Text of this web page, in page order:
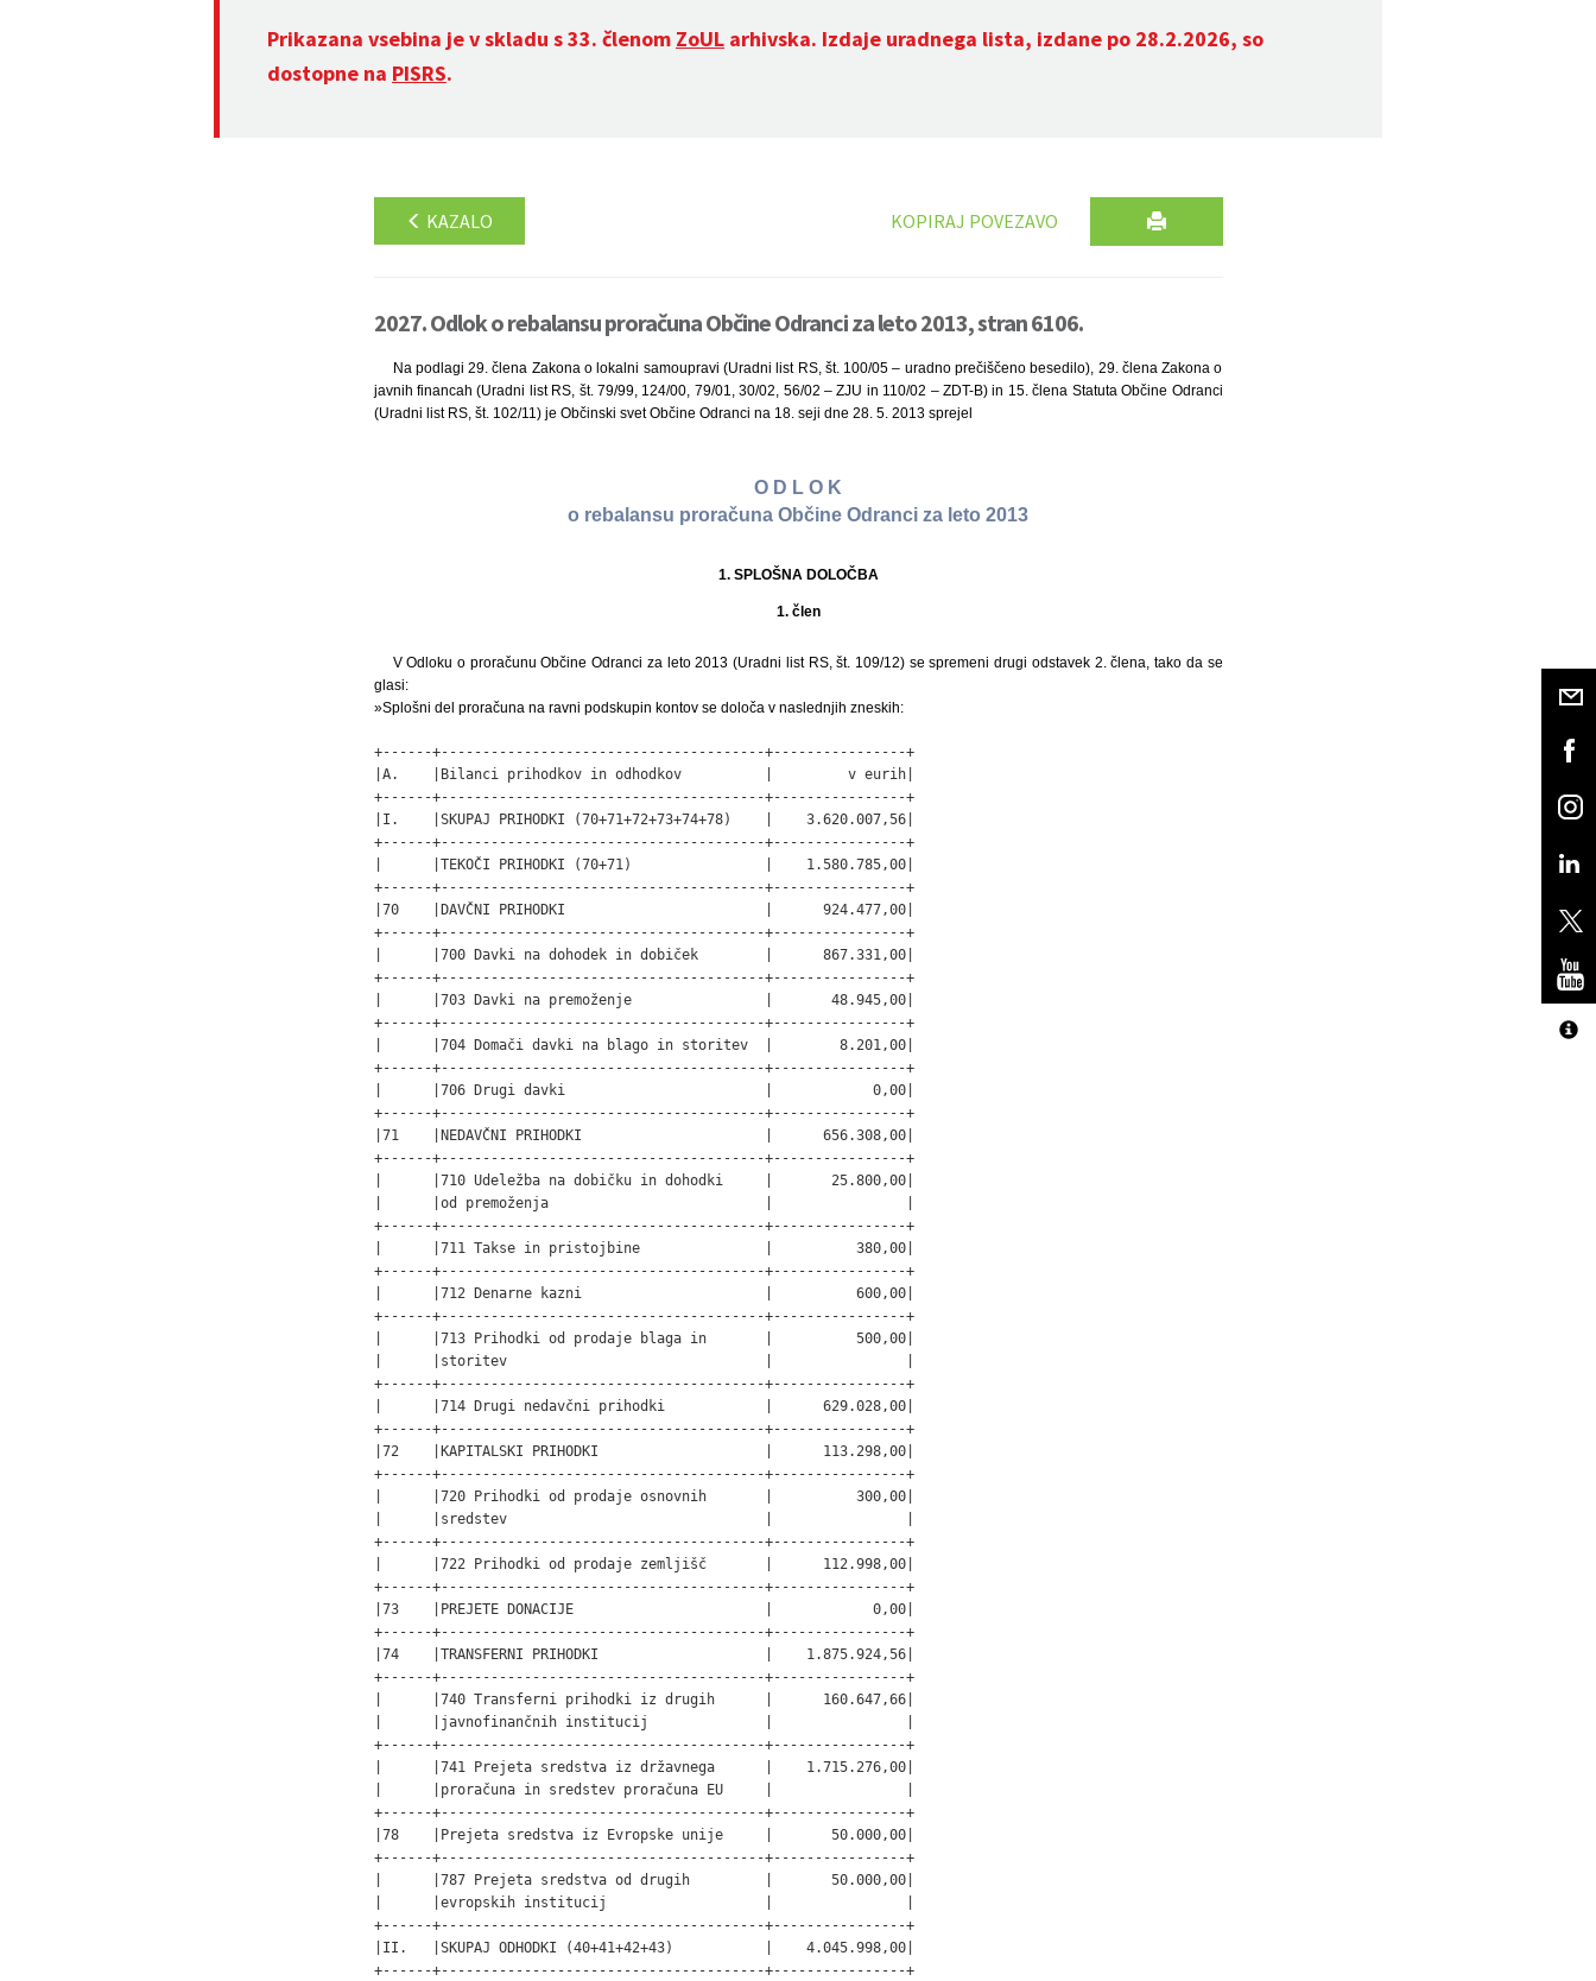
Prikazana vsebina je v skladu s 33. členom ZoUL arhivska. Izdaje uradnega lista, izdane po 28.2.2026, so
dostopne na PISRS.
KAZALO KOPIRAJ POVEZAVO
2027. Odlok o rebalansu proračuna Občine Odranci za leto 2013, stran 6106.
Na podlagi 29. člena Zakona o lokalni samoupravi (Uradni list RS, št. 100/05 – uradno prečiščeno besedilo), 29. člena Zakona o
javnih financah (Uradni list RS, št. 79/99, 124/00, 79/01, 30/02, 56/02 – ZJU in 110/02 – ZDT-B) in 15. člena Statuta Občine Odranci
(Uradni list RS, št. 102/11) je Občinski svet Občine Odranci na 18. seji dne 28. 5. 2013 sprejel
O D L O K
o rebalansu proračuna Občine Odranci za leto 2013
1. SPLOŠNA DOLOČBA
1. člen
V Odloku o proračunu Občine Odranci za leto 2013 (Uradni list RS, št. 109/12) se spremeni drugi odstavek 2. člena, tako da se
glasi:
»Splošni del proračuna na ravni podskupin kontov se določa v naslednjih zneskih:
+------+---------------------------------------+----------------+
|A.    |Bilanci prihodkov in odhodkov          |         v eurih|
+------+---------------------------------------+----------------+
|I.    |SKUPAJ PRIHODKI (70+71+72+73+74+78)    |    3.620.007,56|
+------+---------------------------------------+----------------+
|      |TEKOČI PRIHODKI (70+71)                |    1.580.785,00|
+------+---------------------------------------+----------------+
|70    |DAVČNI PRIHODKI                        |      924.477,00|
+------+---------------------------------------+----------------+
|      |700 Davki na dohodek in dobiček        |      867.331,00|
+------+---------------------------------------+----------------+
|      |703 Davki na premoženje                |       48.945,00|
+------+---------------------------------------+----------------+
|      |704 Domači davki na blago in storitev  |        8.201,00|
+------+---------------------------------------+----------------+
|      |706 Drugi davki                        |            0,00|
+------+---------------------------------------+----------------+
|71    |NEDAVČNI PRIHODKI                      |      656.308,00|
+------+---------------------------------------+----------------+
|      |710 Udeležba na dobičku in dohodki     |       25.800,00|
|      |od premoženja                          |                |
+------+---------------------------------------+----------------+
|      |711 Takse in pristojbine               |          380,00|
+------+---------------------------------------+----------------+
|      |712 Denarne kazni                      |          600,00|
+------+---------------------------------------+----------------+
|      |713 Prihodki od prodaje blaga in       |          500,00|
|      |storitev                               |                |
+------+---------------------------------------+----------------+
|      |714 Drugi nedavčni prihodki            |      629.028,00|
+------+---------------------------------------+----------------+
|72    |KAPITALSKI PRIHODKI                    |      113.298,00|
+------+---------------------------------------+----------------+
|      |720 Prihodki od prodaje osnovnih       |          300,00|
|      |sredstev                               |                |
+------+---------------------------------------+----------------+
|      |722 Prihodki od prodaje zemljišč       |      112.998,00|
+------+---------------------------------------+----------------+
|73    |PREJETE DONACIJE                       |            0,00|
+------+---------------------------------------+----------------+
|74    |TRANSFERNI PRIHODKI                    |    1.875.924,56|
+------+---------------------------------------+----------------+
|      |740 Transferni prihodki iz drugih      |      160.647,66|
|      |javnofinančnih institucij              |                |
+------+---------------------------------------+----------------+
|      |741 Prejeta sredstva iz državnega      |    1.715.276,00|
|      |proračuna in sredstev proračuna EU     |                |
+------+---------------------------------------+----------------+
|78    |Prejeta sredstva iz Evropske unije     |       50.000,00|
+------+---------------------------------------+----------------+
|      |787 Prejeta sredstva od drugih         |       50.000,00|
|      |evropskih institucij                   |                |
+------+---------------------------------------+----------------+
|II.   |SKUPAJ ODHODKI (40+41+42+43)           |    4.045.998,00|
+------+---------------------------------------+----------------+